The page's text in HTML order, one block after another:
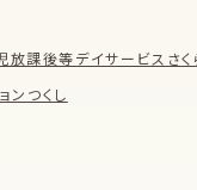
放課後等デイサービスさく
ンつくし